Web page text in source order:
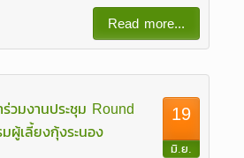
Read more...
19
มิ.ย.
วมงานประชุม Round
ผู้เลี้ยงกุ้งระนอง